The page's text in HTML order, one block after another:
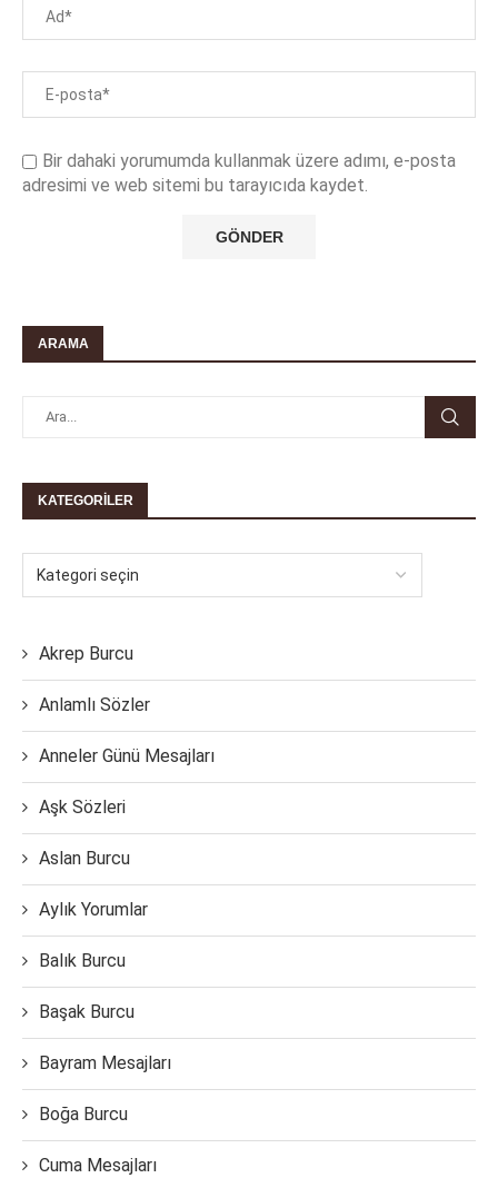
Bir dahaki yorumumda kullanmak üzere adımı, e-posta
adresimi ve web sitemi bu tarayıcıda kaydet.
ARAMA
KATEGORILER
Akrep Burcu
Anlamlı Sözler
Anneler Günü Mesajları
Aşk Sözleri
Aslan Burcu
Aylık Yorumlar
Balık Burcu
Başak Burcu
Bayram Mesajları
Boğa Burcu
Cuma Mesajları